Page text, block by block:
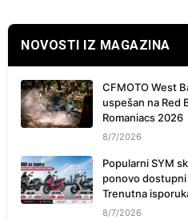
NOVOSTI IZ MAGAZINA
CFMOTO West
uspešan na Red
Romaniacs 2026
8/7/2026
Popularni SYM
ponovo dostupni
Trenutna
8/7/2026